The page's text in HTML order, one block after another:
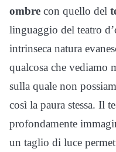
ombre con quello del
linguaggio del teatro
intrinseca natura
qualcosa che vediamo
sulla quale non
così la paura stessa. Il
profondamente
un taglio di luce